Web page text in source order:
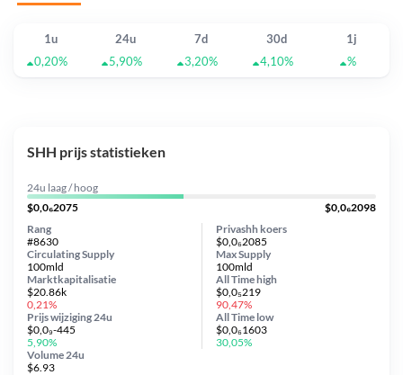
1u 24u 7d 30d
1j
0,20%
5,90% 3,20% 4,10% %
SHH prijs statistieken
24u laag / hoog
$0,0₆2075
$0,0₆2098
Privashh koers
$0,0₆2085
Circulating Supply
100mld
Prijs wijziging 24u
$0,0₉-445
5,90%
Max Supply
100mld
Marktkapitalisatie
$20.86k
0,21%
Volume 24u
$6.93
Rang
#8630
All Timehigh
$0,0₅219
90,47%
All Time low
$0,0₆1603
30,05%